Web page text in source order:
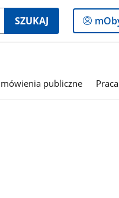
SZUKAJ
do
publiczne Praca